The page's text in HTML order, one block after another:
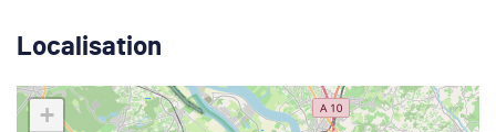
Localisation
+